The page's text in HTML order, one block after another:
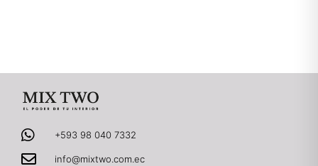
+593 98 040 7332
info@mixtwo.com.ec